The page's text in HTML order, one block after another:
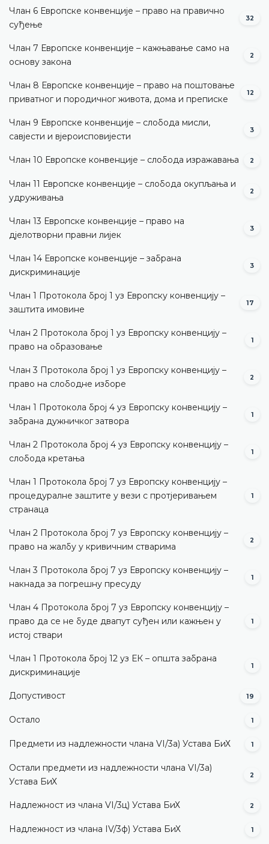
Члан 6 Европске конвенције – право на правично
суђење
32
Члан 7 Европске конвенције – кажњавање само на
основу закона
2
Члан 8 Европске конвенције – право на поштовање
приватног и породичног живота, дома и преписке
12
Члан 9 Европске конвенције – слобода мисли,
савјести и вјероисповијести
3
Члан 10 Европске конвенције – слобода изражавања 2
Члан 11 Европске конвенције – слобода окупљања и
удруживања
2
Члан 13 Европске конвенције – право на
дјелотворни правни лијек
3
Члан 14 Европске конвенције – забрана
дискриминације
3
Члан 1 Протокола број 1 уз Европску конвенцију –
заштита имовине
17
Члан 2 Протокола број 1 уз Европску конвенцију –
право на образовање
1
Члан 3 Протокола број 1 уз Европску конвенцију –
право на слободне изборе
2
Члан 1 Протокола број 4 уз Европску конвенцију –
забрана дужничког затвора
1
Члан 2 Протокола број 4 уз Европску конвенцију –
слобода кретања
1
Члан 1 Протокола број 7 уз Европску конвенцију –
процедуралне заштите у вези с протјеривањем
странаца
1
Члан 2 Протокола број 7 уз Европску конвенцију –
право на жалбу у кривичним стварима
2
Члан 3 Протокола број 7 уз Европску конвенцију –
накнада за погрешну пресуду
1
Члан 4 Протокола број 7 уз Европску конвенцију –
право да се не буде двапут суђен или кажњен у
истој ствари
1
Члан 1 Протокола број 12 уз ЕК – општа забрана
дискриминације
1
Допустивост 19
Остало 1
Предмети из надлежности члана VI/3а) Устава БиХ 1
Остали предмети из надлежности члана VI/3а)
Устава БиХ
2
Надлежност из члана VI/3ц) Устава БиХ 2
Надлежност из члана IV/3ф) Устава БиХ 1